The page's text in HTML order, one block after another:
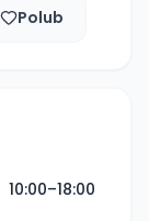
Polub
10:00–18:00